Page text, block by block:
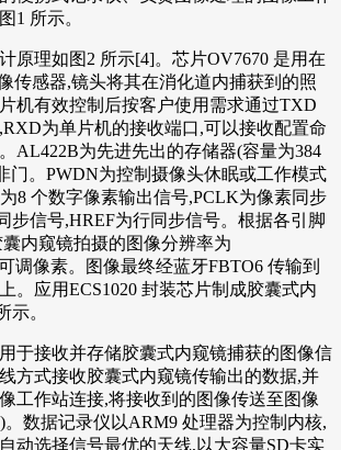
1 所示。
原理如图2 所示[4]。芯片OV7670 是用在
传感器,镜头将其在消化道内捕获到的照
片机有效控制后按客户使用需求通过TXD
为单片机的接收端口,可以接收配置命
AL422B为先进先出的存储器(容量为384
门。PWDN为控制摄像头休眠或工作模式
8 个数字像素输出信号,PCLK为像素同步
步信号,HREF为行同步信号。根据各引脚
内窥镜拍摄的图像分辨率为
调像素。图像最终经蓝牙FBTO6 传输到
。应用ECS1020 封装芯片制成胶囊式内
示。
于接收并存储胶囊式内窥镜捕获的图像信
方式接收胶囊式内窥镜传输出的数据,并
工作站连接,将接收到的图像传送至图像
。数据记录仪以ARM9 处理器为控制内核,
动选择信号最优的天线,以大容量SD卡实